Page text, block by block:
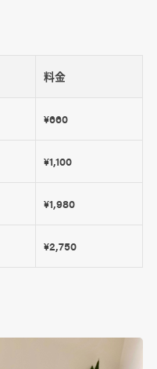
料金
¥660
¥1,100
¥1,980
¥2,750